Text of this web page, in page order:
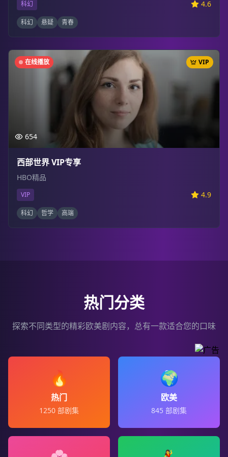
科幻 4.6
科幻 悬疑 青春
在线播放 VIP
654
西部世界 VIP专享
HBO精品
VIP 4.9
科幻 哲学 高端
热门分类
探索不同类型的精彩欧美剧内容，总有一款适合您的口味
🔥
热门
1250 部剧集
🌍
欧美
845 部剧集